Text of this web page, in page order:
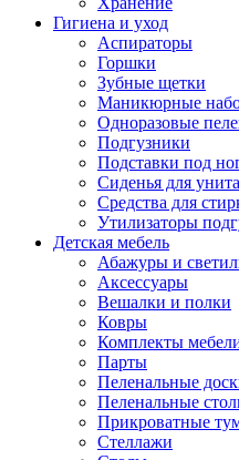
Гигиена и уход
Аспираторы
Горшки
Зубные щетки
Маникюрные
Одноразовые
Подгузники
Подставки под
Сиденья для
Средства для
Утилизаторы
Детская мебель
Абажуры и
Аксессуары
Вешалки и полки
Ковры
Комплекты
Парты
Пеленальные
Пеленальные
Прикроватные
Стеллажи